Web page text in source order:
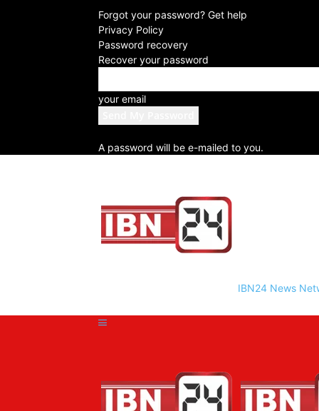
Forgot your password? Get help
Privacy Policy
Password recovery
Recover your password
your email
A password will be e-mailed to you.
IBN24 News